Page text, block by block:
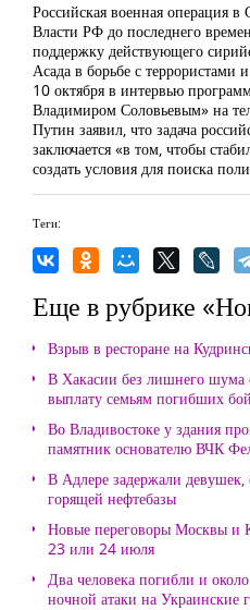
Российская военная операция в
Власти РФ до последнего
поддержку действующего
Асада в борьбе с террористами
10 октября в интервью
Владимиром Соловьевым» на
Путин заявил, что задача
заключается «в том, чтобы
создать условия для поиска
Теги:
Еще в рубрике
Взрыв в ресторане на
В Хакасии без лишнего
выплату семьям погибших
Во Владивостоке у здания
памятник основателю ВЧК
В Адлере задержали
горящей нефтебазы
Новые переговоры Москвы и
23 или 24 июля
Два человека погибли и
ночной атаки на Украинские